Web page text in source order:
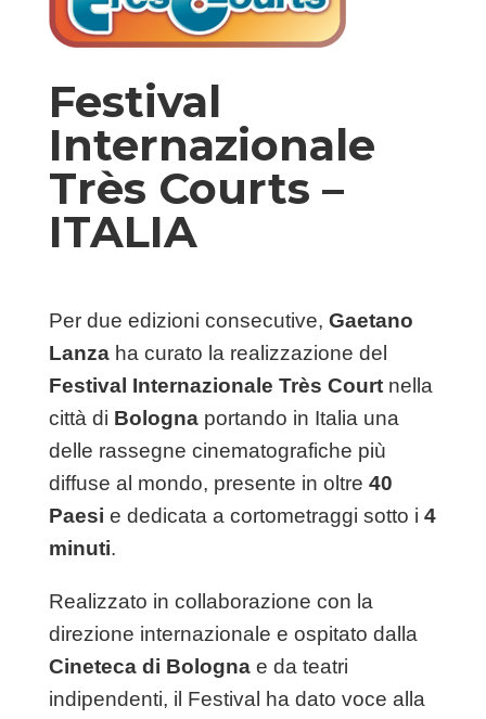
Festival
Internazionale
Très Courts –
ITALIA
Per due edizioni consecutive, Gaetano
Lanzaha curato la realizzazione del
Festival Internazionale Très Courtnella
città di Bolognaportando in Italia una
delle rassegne cinematografiche più
diffuse al mondo, presente in oltre 40
Paesi e dedicata a cortometraggi sotto i 4
minuti.
Realizzato in collaborazione con la
direzione internazionale e ospitato dalla
Cineteca di Bolognae da teatri
indipendenti, il Festival ha dato voce alla